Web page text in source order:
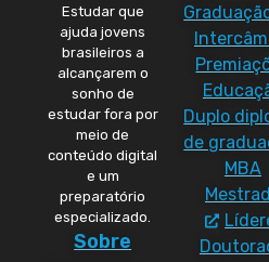
Estudar que
ajuda jovens
brasileiros a
alcançarem o
sonho de
estudar fora por
meio de
conteúdo digital
e um
preparatório
especializado.
Sobre
Duplo
de
MBA